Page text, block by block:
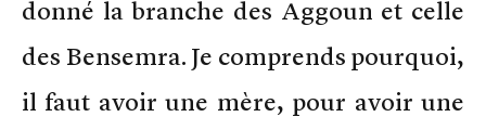
donné la branche des Aggoun et celle
des Bensemra. Je comprends pourquoi,
il faut avoir une mère, pour avoir une